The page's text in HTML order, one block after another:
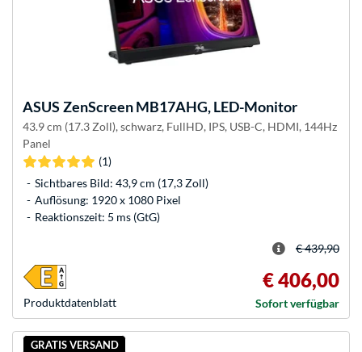
ASUS ZenScreen MB17AHG, LED-Monitor
43.9 cm (17.3 Zoll), schwarz, FullHD, IPS, USB-C, HDMI, 144Hz
Panel
(1)
Sichtbares Bild: 43,9 cm (17,3 Zoll)
Auflösung: 1920 x 1080 Pixel
Reaktionszeit: 5 ms (GtG)
Produkt­datenblatt
€ 439,90
€ 406,00
Sofort verfügbar
GRATIS VERSAND